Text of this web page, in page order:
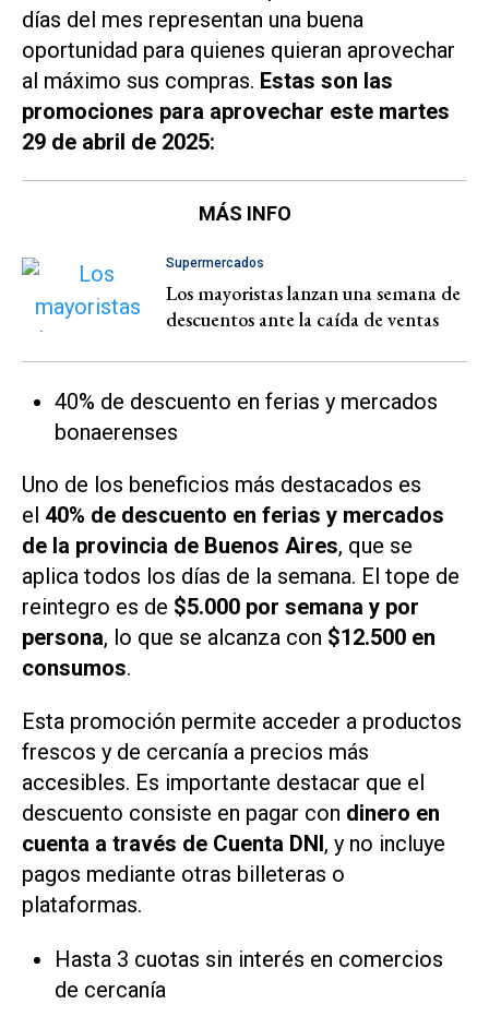
días del mes representan una buena
oportunidad para quienes quieran aprovechar
al máximo sus compras. Estas son las
promociones para aprovechar este martes
29 de abril de 2025:
MÁS INFO
Supermercados
Los mayoristas lanzan una semana de
descuentos ante la caída de ventas
40% de descuento en ferias y mercados
bonaerenses
Uno de los beneficios más destacados es
el 40% de descuento en ferias y mercados
de la provincia de Buenos Aires, que se
aplica todos los días de la semana. El tope de
reintegro es de $5.000 por semana y por
persona, lo que se alcanza con $12.500 en
consumos.
Esta promoción permite acceder a productos
frescos y de cercanía a precios más
accesibles. Es importante destacar que el
descuento consiste en pagar con dinero en
cuenta a través de Cuenta DNI, y no incluye
pagos mediante otras billeteras o
plataformas.
Hasta 3 cuotas sin interés en comercios
de cercanía